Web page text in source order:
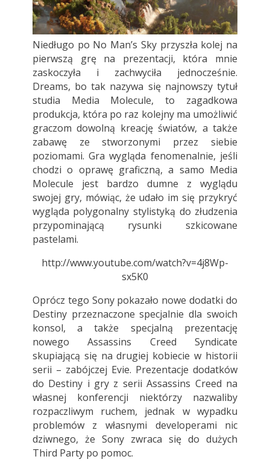
Niedługo po No Man’s Sky przyszła kolej na
pierwszą grę na prezentacji, która mnie
zaskoczyła i zachwyciła jednocześnie.
Dreams, bo tak nazywa się najnowszy tytuł
studia Media Molecule, to zagadkowa
produkcja, która po raz kolejny ma umożliwić
graczom dowolną kreację światów, a także
zabawę ze stworzonymi przez siebie
poziomami. Gra wygląda fenomenalnie, jeśli
chodzi o oprawę graficzną, a samo Media
Molecule jest bardzo dumne z wyglądu
swojej gry, mówiąc, że udało im się przykryć
wygląda polygonalny stylistyką do złudzenia
przypominającą rysunki szkicowane
pastelami.
http://www.youtube.com/watch?v=4j8Wp-
sx5K0
Oprócz tego Sony pokazało nowe dodatki do
Destiny przeznaczone specjalnie dla swoich
konsol, a także specjalną prezentację
nowego Assassins Creed Syndicate
skupiającą się na drugiej kobiecie w historii
serii – zabójczej Evie. Prezentacje dodatków
do Destiny i gry z serii Assassins Creed na
własnej konferencji niektórzy nazwaliby
rozpaczliwym ruchem, jednak w wypadku
problemów z własnymi developerami nic
dziwnego, że Sony zwraca się do dużych
Third Party po pomoc.